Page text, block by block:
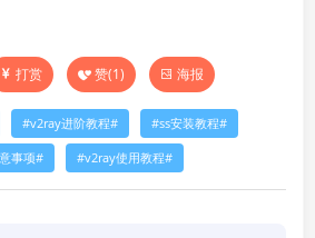
打赏 赞(1) 海报
v2ray进阶教程 ss安装教程
事项 v2ray使用教程